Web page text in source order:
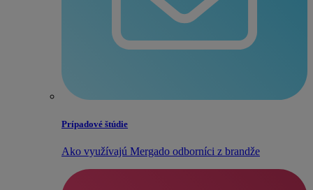
Prípadové štúdie
Ako využívajú Mergado odborníci z brandže